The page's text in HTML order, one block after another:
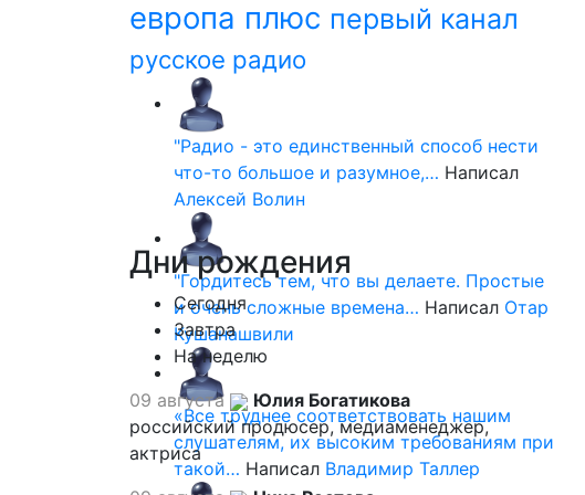
европа плюс первый канал
русское радио
"Радио - это единственный способ нести
что-то большое и разумное,… Написал
Алексей Волин
"Гордитесь тем, что вы делаете. Простые
и очень сложные времена… Написал Отар
Кушанашвили
«Все труднее соответствовать нашим
слушателям, их высоким требованиям при
такой… Написал Владимир Таллер
Днирождения
Сегодня
Завтра
На неделю
09 августа
Юлия Богатикова
российский продюсер, медиаменеджер,
актриса